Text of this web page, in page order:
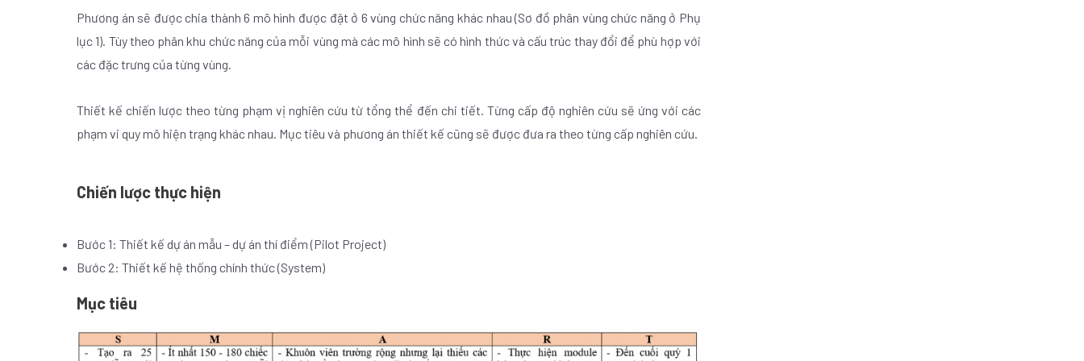
Phương án sẽ được chia thành 6 mô hình được đặt ở 6 vùng chức năng khác nhau (Sơ đồ phân vùng chức năng ở Phụ
lục 1). Tùy theo phân khu chức năng của mỗi vùng mà các mô hình sẽ có hình thức và cấu trúc thay đổi để phù hợp với
các đặc trưng của từng vùng.
Thiết kế chiến lược theo từng phạm vị nghiên cứu từ tổng thể đến chi tiết. Từng cấp độ nghiên cứu sẽ ứng với các
phạm vi quy mô hiện trạng khác nhau. Mục tiêu và phương án thiết kế cũng sẽ được đưa ra theo từng cấp nghiên cứu.
Chiến lược thực hiện
Bước 1: Thiết kế dự án mẫu – dự án thí điểm (Pilot Project)
Bước 2: Thiết kế hệ thống chính thức (System)
Mục tiêu